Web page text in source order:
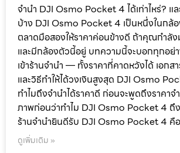
จำนำ DJI Osmo Pocket 4 ได้เท่าไหร่? แล
บ้าง DJI Osmo Pocket 4 เป็นหนึ่งในกล้
ตลาดมือสองให้ราคาค่อนข้างดี ถ้าคุณกำลั
และมีกล้องตัวนี้อยู่ บทความนี้จะบอกทุกอย่
เข้าร้านจำนำ — ทั้งราคาที่คาดหวังได้ เอกส
และวิธีทำให้ได้วงเงินสูงสุด DJI Osmo
ทำไมถึงจำนำได้ราคาดี ก่อนจะพูดถึงราคาจ
ภาพก่อนว่าทำไม DJI Osmo Pocket 4 ถึ
ร้านจำนำยินดีรับ DJI Osmo Pocket 4
ดูเพิ่มเติม »